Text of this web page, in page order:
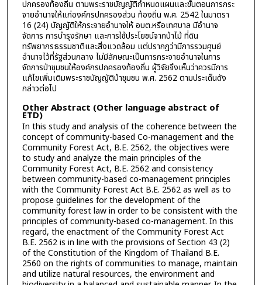
ปกครองท้องถิ่น ตามพระราชบัญญัติกำหนดแผนและขั้นตอนการกระ
จายอำนาจให้แก่องค์กรปกครองส่วน ท้องถิ่น พ.ศ. 2542 ในมาตรา
16 (24) บัญญัติให้กระจายอำนาจให้ อบต.หรือเทศบาล มีอำนาจ
จัดการ การบำรุงรักษา และการใช้ประโยชน์จากป่าไม้ ที่ดิน
ทรัพยากรธรรมชาติและสิ่งแวดล้อม แต่ปรากฎว่ามีการรวมศูนย์
อำนาจไว้ที่รัฐส่วนกลาง ไม่มีลักษณะเป็นการกระจายอำนาจในการ
จัดการป่าชุมชนให้องค์กรปกครองท้องถิ่น ผู้วิจัยจึงเห็นว่าควรมีการ
แก้ไขเพิ่มเติมพระราชบัญญัติป่าชุมชน พ.ศ. 2562 ตามประเด็นดัง
กล่าวต่อไป
Other Abstract (Other language abstract of
ETD)
In this study and analysis of the coherence between the
concept of community-based Co-management and the
Community Forest Act, B.E. 2562, the objectives were
to study and analyze the main principles of the
Community Forest Act, B.E. 2562 and consistency
between community-based co-management principles
with the Community Forest Act B.E. 2562 as well as to
propose guidelines for the development of the
community forest law in order to be consistent with the
principles of community-based co-management. In this
regard, the enactment of the Community Forest Act
B.E. 2562 is in line with the provisions of Section 43 (2)
of the Constitution of the Kingdom of Thailand B.E.
2560 on the rights of communities to manage, maintain
and utilize natural resources, the environment and